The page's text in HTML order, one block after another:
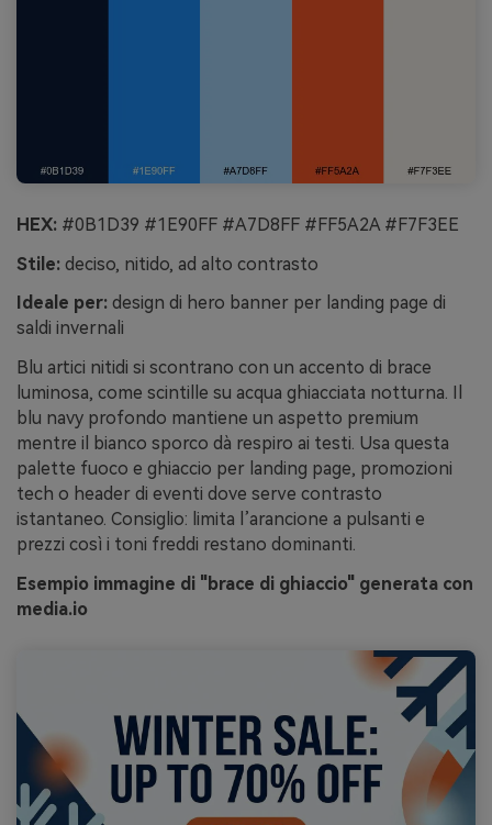
HEX: #0B1D39 #1E90FF #A7D8FF #FF5A2A #F7F3EE
Stile: deciso, nitido, ad alto contrasto
Ideale per: design di hero banner per landing page di
saldi invernali
Blu artici nitidi si scontrano con un accento di brace
luminosa, come scintille su acqua ghiacciata notturna. Il
blu navy profondo mantiene un aspetto premium
mentre il bianco sporco dà respiro ai testi. Usa questa
palette fuoco e ghiaccio per landing page, promozioni
tech o header di eventi dove serve contrasto
istantaneo. Consiglio: limita l’arancione a pulsanti e
prezzi così i toni freddi restano dominanti.
Esempio immagine di "brace di ghiaccio" generata con
media.io